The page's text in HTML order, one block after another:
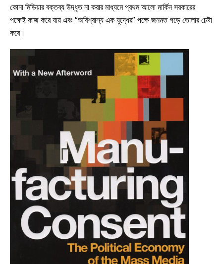
কোনা মিডিয়ার বক্তব্য উদ্ধৃত না করার মাধ্যমে প্রথম আলো মার্কিন সরকারের
পক্ষেই কাজ করে যায় এবং “অবিশ্বাস্য এক যুদ্ধের” পক্ষে জনমত গড়ে তোলার চেষ্টা
করে।